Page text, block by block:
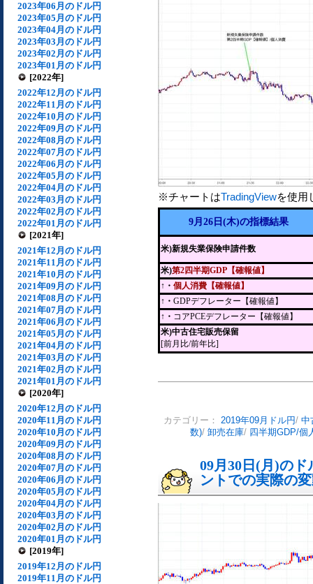
2023年06月のドル円
2023年05月のドル円
2023年04月のドル円
2023年03月のドル円
2023年02月のドル円
2023年01月のドル円
[2022年]
2022年12月のドル円
2022年11月のドル円
2022年10月のドル円
2022年09月のドル円
2022年08月のドル円
2022年07月のドル円
2022年06月のドル円
2022年05月のドル円
2022年04月のドル円
2022年03月のドル円
2022年02月のドル円
2022年01月のドル円
[2021年]
2021年12月のドル円
2021年11月のドル円
2021年10月のドル円
2021年09月のドル円
2021年08月のドル円
2021年07月のドル円
2021年06月のドル円
2021年05月のドル円
2021年04月のドル円
2021年03月のドル円
2021年02月のドル円
2021年01月のドル円
[2020年]
2020年12月のドル円
2020年11月のドル円
2020年10月のドル円
2020年09月のドル円
2020年08月のドル円
2020年07月のドル円
2020年06月のドル円
2020年05月のドル円
2020年04月のドル円
2020年03月のドル円
2020年02月のドル円
2020年01月のドル円
[2019年]
2019年12月のドル円
2019年11月のドル円
※チャートはTradingViewを使用
9月26日(木)の指標結果
米)新規失業保険申請件数
米)第2四半期GDP【確報値】
↑・ 個人消費【確報値】
↑・ GDPデフレーター【確報値】
↑・ コアPCEデフレーター【確報値】
米)中古住宅販売保留
[前月比/前年比]
カテゴリー： 2019年09月ドル円/ 中
数)/ 卸売在庫/ 四半期GDP/個
09月30日(月)の
ントでの実際の